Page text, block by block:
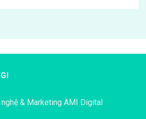
& Marketing AMI Digital